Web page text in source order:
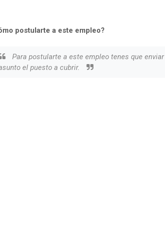
postularte a este empleo?
Para postularte a este empleo tenes que enviar
el puesto a cubrir.